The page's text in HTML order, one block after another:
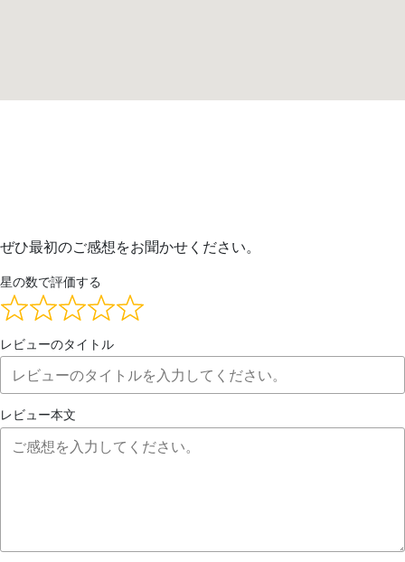
ぜひ最初のご感想をお聞かせください。
星の数で評価する
レビューのタイトル
レビュー本文